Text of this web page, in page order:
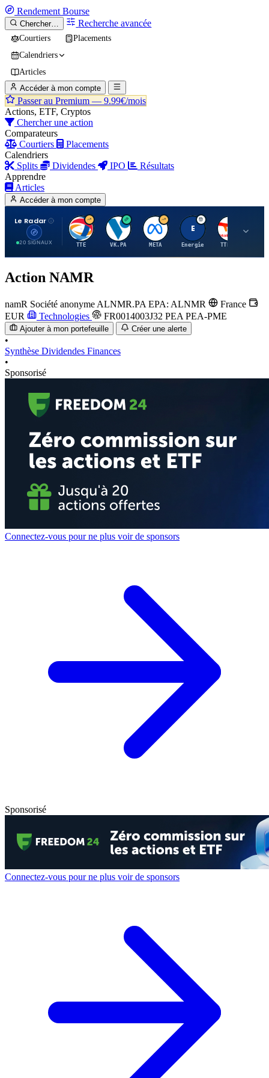
Rendement Bourse
Chercher… Recherche avancée
Courtiers
Placements
Calendriers
Articles
Accéder à mon compte
Passer au Premium — 9.99€/mois
Actions, ETF, Cryptos
Chercher une action
Comparateurs
Courtiers
Placements
Calendriers
Splits
Dividendes IPO
Résultats
Apprendre
Articles
Accéder à mon compte
Le Radar
20 SIGNAUX
T
TTE
V
VK.PA
M
META
E
Energie
T
TTE.PA
Action NAMR
namR Société anonyme ALNMR.PA EPA: ALNMR
France
EUR
Technologies FR0014003J32 PEA PEA-PME
Ajouter à mon portefeuille Créer une alerte
•
Synthèse Dividendes Finances
•
Sponsorisé
Connectez-vous pour ne plus voir de sponsors
Sponsorisé
Connectez-vous pour ne plus voir de sponsors